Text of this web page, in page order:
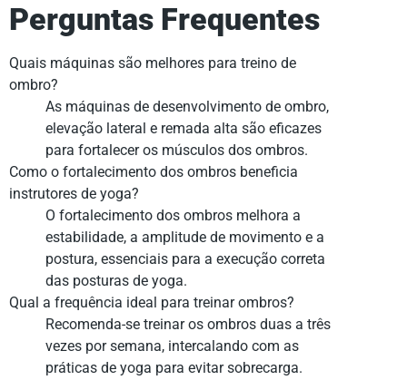
Perguntas Frequentes
Quais máquinas são melhores para treino de
ombro?
As máquinas de desenvolvimento de ombro,
elevação lateral e remada alta são eficazes
para fortalecer os músculos dos ombros.
Como o fortalecimento dos ombros beneficia
instrutores de yoga?
O fortalecimento dos ombros melhora a
estabilidade, a amplitude de movimento e a
postura, essenciais para a execução correta
das posturas de yoga.
Qual a frequência ideal para treinar ombros?
Recomenda-se treinar os ombros duas a três
vezes por semana, intercalando com as
práticas de yoga para evitar sobrecarga.